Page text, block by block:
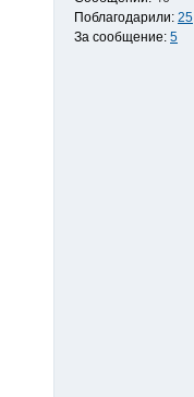
Поблагодарили: 25
За сообщение: 5